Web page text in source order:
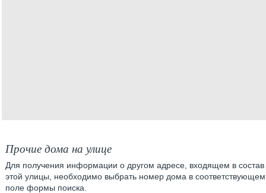
Прочие дома на улице
Для получения информации о другом адресе, входящем в состав
этой улицы, необходимо выбрать номер дома в соответствующем
поле формы поиска.